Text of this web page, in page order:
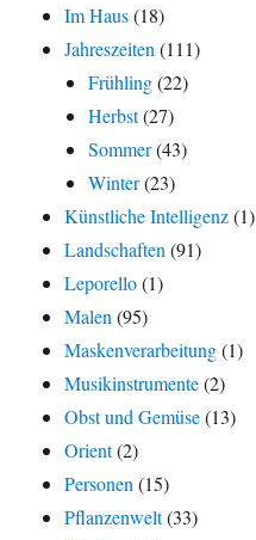
Im Haus(18)
Jahreszeiten (111)
Frühling(22)
Herbst(27)
Sommer(43)
Winter(23)
Künstliche Intelligenz(1)
Landschaften (91)
Leporello(1)
Malen (95)
Maskenverarbeitung(1)
Musikinstrumente(2)
Obst und Gemüse(13)
Orient(2)
Personen (15)
Pflanzenwelt(33)